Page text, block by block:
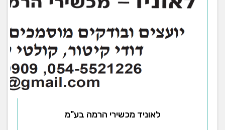
לאוניד מכשירי הרמה בע"מ